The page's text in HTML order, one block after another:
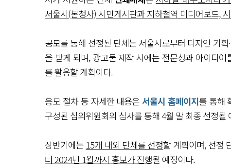
서울시(본청사) 시민게시판과 지하철역 미디어보드,
공모를 통해 선정된 단체는 서울시로부터 디자인 기
을 받게 되며, 광고물 제작 시에는 전문성과 아이디
를 활용할 계획이다.
응모 절차 등 자세한 내용은서울시 홈페이지를 통해
구성된 심의위원회의 심사를 통해 4월 말 최종 선정될
상반기에는 15개 내외 단체를 선정할 계획이며, 선정
터 2024년 1월까지 홍보가 진행될 예정이다.